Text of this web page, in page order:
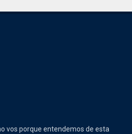
vos porque entendemos de esta